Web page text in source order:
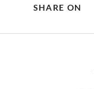
SHARE ON